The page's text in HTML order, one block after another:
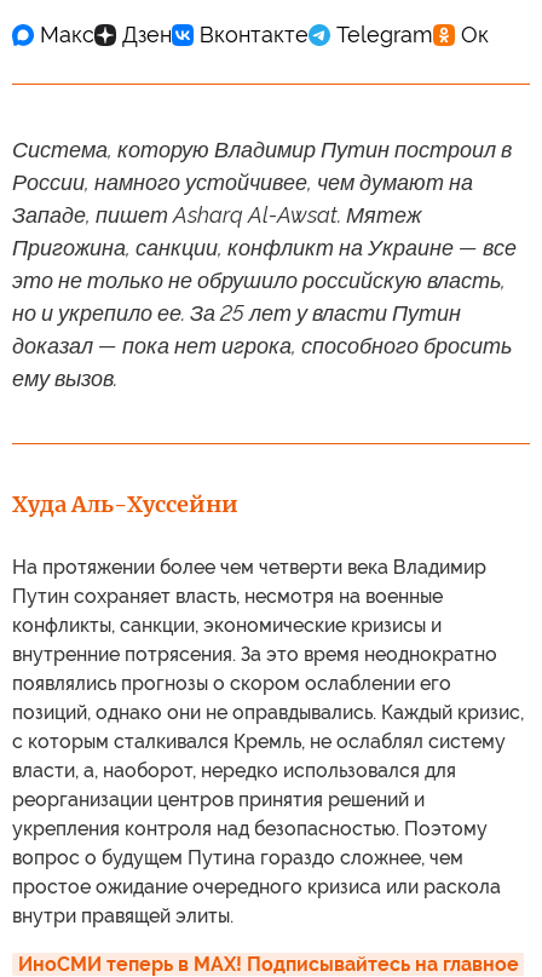
Система, которую Владимир Путин построил в
России, намного устойчивее, чем думают на
Западе, пишет Asharq Al-Awsat. Мятеж
Пригожина, санкции, конфликт на Украине — все
это не только не обрушило российскую власть,
но и укрепило ее. За 25 лет у власти Путин
доказал — пока нет игрока, способного бросить
ему вызов.
Худа Аль-Хуссейни
На протяжении более чем четверти века Владимир
Путин сохраняет власть, несмотря на военные
конфликты, санкции, экономические кризисы и
внутренние потрясения. За это время неоднократно
появлялись прогнозы о скором ослаблении его
позиций, однако они не оправдывались. Каждый кризис,
с которым сталкивался Кремль, не ослаблял систему
власти, а, наоборот, нередко использовался для
реорганизации центров принятия решений и
укрепления контроля над безопасностью. Поэтому
вопрос о будущем Путина гораздо сложнее, чем
простое ожидание очередного кризиса или раскола
внутри правящей элиты.
ИноСМИ теперь в MAX! Подписывайтесь на главное